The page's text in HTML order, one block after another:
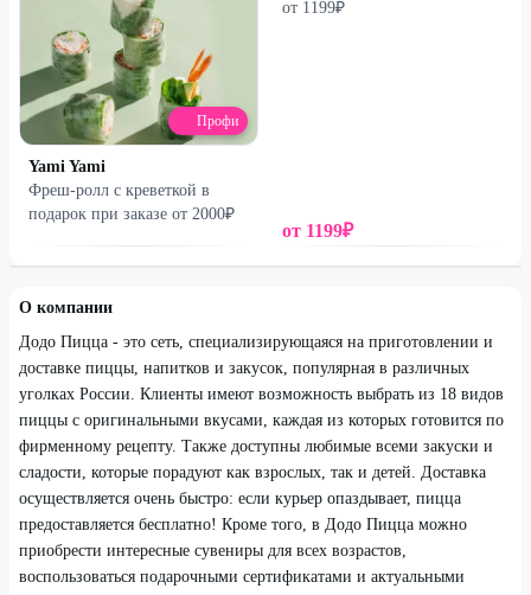
Профи
Yami Yami
Фреш-ролл с креветкой в
подарок при заказе от 2000₽
от 1199₽
от 1199₽
проспект Ленина, д. 72
О компании
Додо Пицца - это сеть, специализирующаяся на приготовлении и
доставке пиццы, напитков и закусок, популярная в различных
уголках России. Клиенты имеют возможность выбрать из 18 видов
пиццы с оригинальными вкусами, каждая из которых готовится по
фирменному рецепту. Также доступны любимые всеми закуски и
сладости, которые порадуют как взрослых, так и детей. Доставка
осуществляется очень быстро: если курьер опаздывает, пицца
предоставляется бесплатно! Кроме того, в Додо Пицца можно
приобрести интересные сувениры для всех возрастов,
воспользоваться подарочными сертификатами и актуальными